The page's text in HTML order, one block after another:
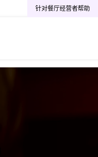
针对餐厅经营者帮助